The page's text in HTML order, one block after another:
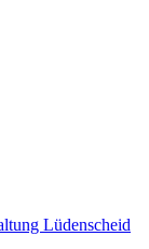
Lüdenscheid